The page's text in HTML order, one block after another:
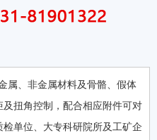
、非金属材料及骨骼、假体
及扭角控制，配合相应附件可对
单位、大专科研院所及工矿企